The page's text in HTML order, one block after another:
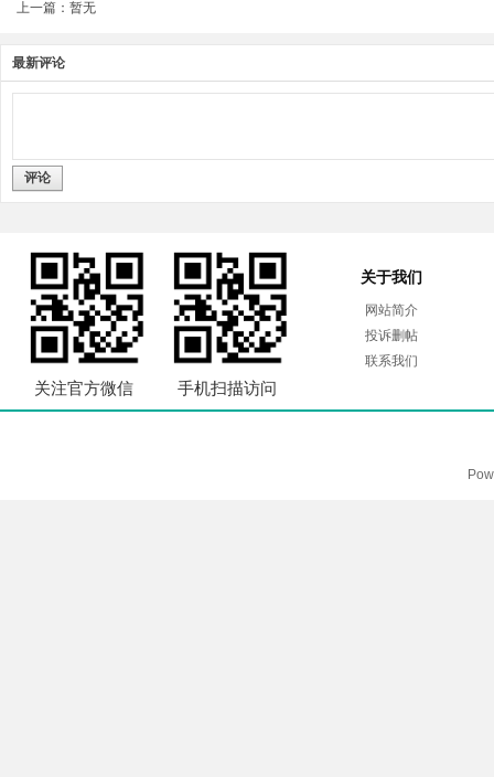
上一篇：暂无
最新评论
评论
关注官方微信 手机扫描访问
关于我们
网站简介
投诉删帖
联系我们